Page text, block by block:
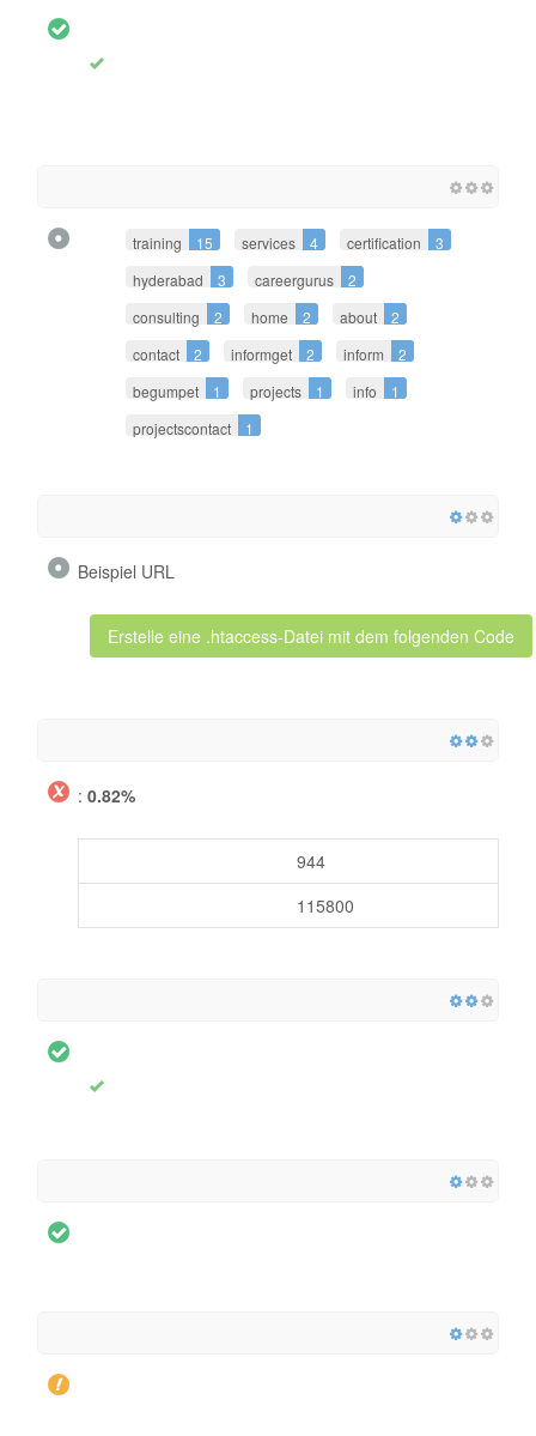
training 15 services 4 certification
3
hyderabad
3 careergurus
2
consulting
2 home 2 about
2
contact
2 informget 2 inform
2
begumpet
1 projects 1 info
1
projectscontact
1
Beispiel URL
Erstelle eine .htaccess-Datei mit dem folgenden Code
: 0.82%
944
115800